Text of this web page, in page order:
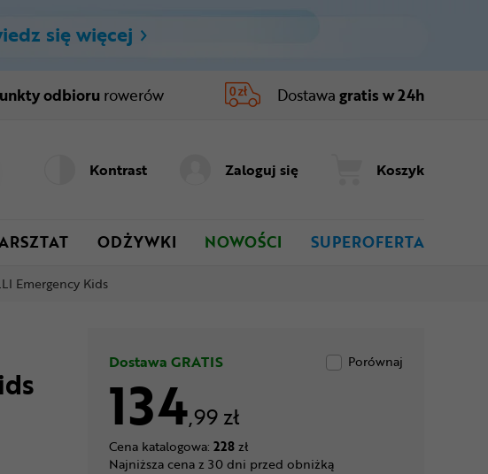
się więcej
odbioru rowerów Dostawa gratis w 24h
Kontrast Zaloguj się Koszyk
ODŻYWKI NOWOŚCI SUPEROFERTA
Emergency Kids
Dostawa GRATIS Porównaj
134,99 zł
Cena katalogowa: 228zł
Najniższa cena z 30 dni przed obniżką